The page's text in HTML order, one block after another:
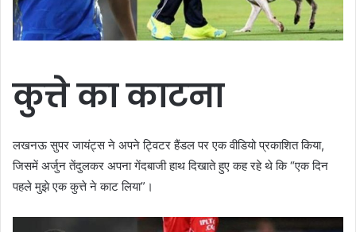
कुत्ते का काटना
लखनऊ सुपर जायंट्स ने अपने ट्विटर हैंडल पर एक वीडियो प्रकाशित किया,
जिसमें अर्जुन तेंदुलकर अपना गेंदबाजी हाथ दिखाते हुए कह रहे थे कि “एक दिन
पहले मुझे एक कुत्ते ने काट लिया”।